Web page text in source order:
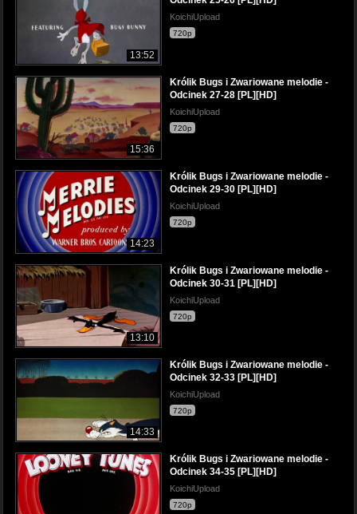
13:52
KoichiUpload
720p
15:36
Królik Bugs i Zwariowane melodie -
Odcinek 27-28 [PL][HD]
KoichiUpload
720p
14:23
Królik Bugs i Zwariowane melodie -
Odcinek 29-30 [PL][HD]
KoichiUpload
720p
13:10
Królik Bugs i Zwariowane melodie -
Odcinek 30-31 [PL][HD]
KoichiUpload
720p
14:33
Królik Bugs i Zwariowane melodie -
Odcinek 32-33 [PL][HD]
KoichiUpload
720p
Królik Bugs i Zwariowane melodie -
Odcinek 34-35 [PL][HD]
KoichiUpload
720p